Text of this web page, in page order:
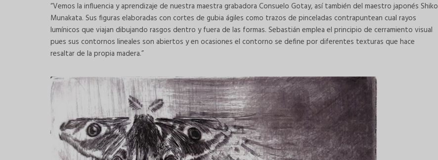
“Vemos la influencia y aprendizaje de nuestra maestra grabadora Consuelo Gotay, así también del maestro japonés Shiko
Munakata. Sus figuras elaboradas con cortes de gubia ágiles como trazos de pinceladas contrapuntean cual rayos
lumínicos que viajan dibujando rasgos dentro y fuera de las formas. Sebastián emplea el principio de cerramiento visual
pues sus contornos lineales son abiertos y en ocasiones el contorno se define por diferentes texturas que hace
resaltar de la propia madera.”